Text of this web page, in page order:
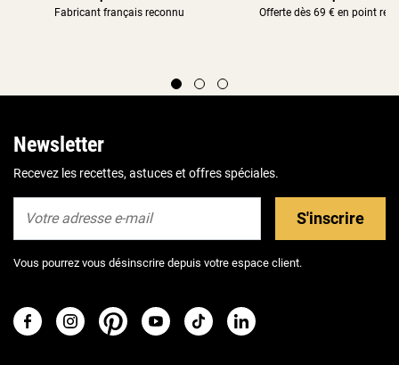
Fabricant français reconnu Offerte dès 69 € en point
Newsletter
Recevez les recettes, astuces et offres spéciales.
S'inscrire
Vous pourrez vous désinscrire depuis votre espace client.